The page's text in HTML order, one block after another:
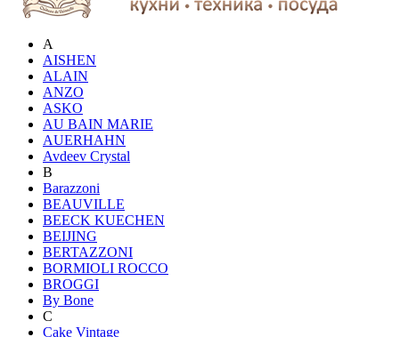
A
AISHEN
ALAIN
ANZO
ASKO
AU BAIN MARIE
AUERHAHN
Avdeev Crystal
B
Barazzoni
BEAUVILLE
BEECK KUECHEN
BEIJING
BERTAZZONI
BORMIOLI ROCCO
BROGGI
By Bone
C
Cake Vintage